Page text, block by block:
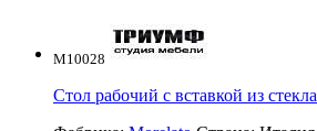
M10028
Стол рабочий с вставкой из стекла